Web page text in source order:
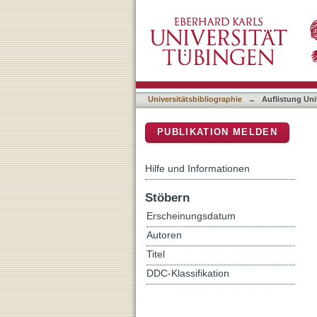
Universitätsbibliographie → Auflistung
PUBLIKATION MELDEN
Hilfe und Informationen
Stöbern
Erscheinungsdatum
Autoren
Titel
DDC-Klassifikation